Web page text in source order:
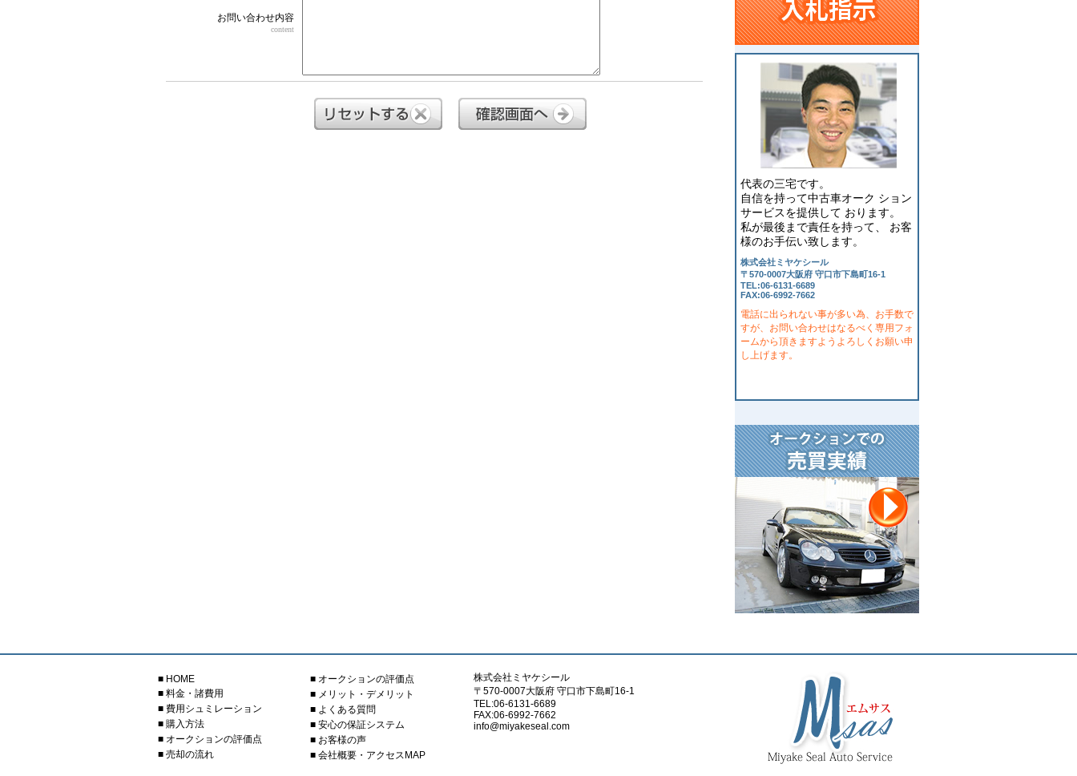
お問い合わせ内容
content
代表の三宅です。
自信を持って中古車オーク ション
サービスを提供して おります。
私が最後まで責任を持って、 お客
様のお手伝い致します。
株式会社ミヤケシール
〒570-0007大阪府 守口市下島町16-1
TEL:06-6131-6689
FAX:06-6992-7662
電話に出られない事が多い為、お手数で
すが、お問い合わせはなるべく専用フォ
ームから頂きますようよろしくお願い申
し上げます。
■ HOME
■ 料金・諸費用
■ 費用シュミレーション
■ 購入方法
■ オークションの評価点
■ 売却の流れ
■ オークションの評価点
■ メリット・デメリット
■ よくある質問
■ 安心の保証システム
■ お客様の声
■ 会社概要・アクセスMAP
株式会社ミヤケシール
〒570-0007大阪府 守口市下島町16-1
TEL:06-6131-6689
FAX:06-6992-7662
info@miyakeseal.com